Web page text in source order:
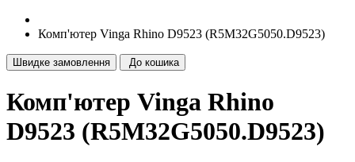
Комп'ютер Vinga Rhino D9523 (R5M32G5050.D9523)
Швидке замовлення До кошика
Комп'ютер Vinga Rhino
D9523 (R5M32G5050.D9523)